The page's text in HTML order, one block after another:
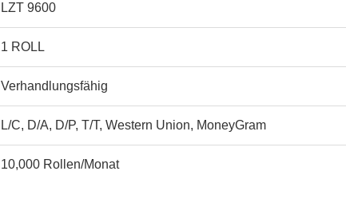
LZT 9600
1 ROLL
Verhandlungsfähig
L/C, D/A, D/P, T/T, Western Union, MoneyGram
10,000 Rollen/Monat